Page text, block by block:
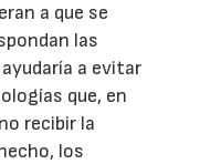
a que se
las
a evitar
que, en
recibir la
los